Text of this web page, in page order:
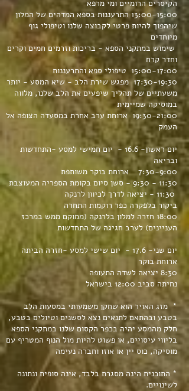
הקיסרים הרומיים ומי מרפא
13:00-15:00 התרעננות בספא המדהים של המלון
שיהפוך להיות פרטי לקבוצה שלנו וטיפולי גוף
מיוחדים
שימוש במתקני הספא - בריכות וזרמים חמים וקרים
וחדר קרח
15:00-17:00 טיפולי ספא והתרעננות
17:30-19:30 מפגש שירת הלב - שיא המסע - יותר
משעתיים של תהליך שיפעים את הלב שלנו, מלווה
במוסיקה שמיימית
19:30-21:00 ארוחת ערב אחרת במסעדה הצופה אל
העמק
יום ראשון- 16.6 - יום חמישי למסע -התחדשות
ובריאה
7:30-9:00 ארוחת בוקר משותפת
11:30 - 9:30 - סשן סיום בקומת הספריה המעוצבת
ביקור בלפקרה כפר רוקמות התחרה
18:00 חזרה למלון בלרנקה (ממוקם ממש במרכז
העניינים) לערב חגיגה של התחדשות
יום שני- 17.6 - יום שישי למסע -חזרה הביתה
ארוחת בוקר
8:30 יציאה לשדה התעופה
נחיתה סביב 12:00 בישראל
* מזג האויר הוא שחקן משמעותי במסעות הלב
בטבע ובהתאם לתנאים נצא לסשנים וטיולים בטבע,
חלק מהמסע יהיה בכפר הקסום שלנו במתקני הספא
בליווי עיסויים, או פשוט להיות מול הנוף המטריף עם
מוסיקה, כוס יין או אוזו וחברה נעימה
* התוכנית הינה מסגרת בלבד, אינה סופית ונתונה
לשינויים.